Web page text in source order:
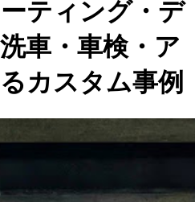
ティング・デ
車・車検・ア
カスタム事例